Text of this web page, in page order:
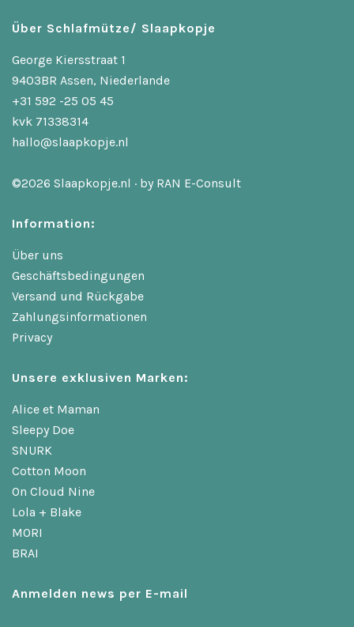
Über Schlafmütze/ Slaapkopje
George Kiersstraat 1
9403BR Assen, Niederlande
+31 592 -25 05 45
kvk 71338314
hallo@slaapkopje.nl
©2026 Slaapkopje.nl · by RAN E-Consult
Information:
Über uns
Geschäftsbedingungen
Versand und Rückgabe
Zahlungsinformationen
Privacy
Unsere exklusiven Marken:
Alice et Maman
Sleepy Doe
SNURK
Cotton Moon
On Cloud Nine
Lola + Blake
MORI
BRAI
Anmelden news per E-mail